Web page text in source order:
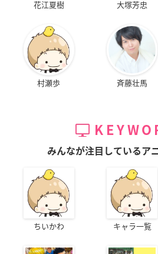
花江夏樹 大塚芳忠
村瀬歩 斉藤壮馬
みんなが注目しているア
ちいかわ キャラ一覧